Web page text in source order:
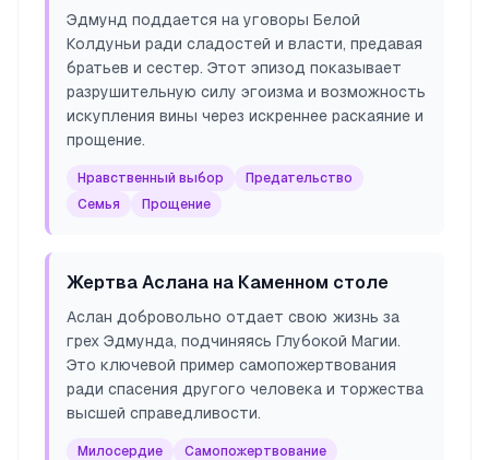
Эдмунд поддается на уговоры Белой
Колдуньи ради сладостей и власти, предавая
братьев и сестер. Этот эпизод показывает
разрушительную силу эгоизма и возможность
искупления вины через искреннее раскаяние и
прощение.
Нравственный выбор
Предательство
Семья
Прощение
Жертва Аслана на Каменном столе
Аслан добровольно отдает свою жизнь за
грех Эдмунда, подчиняясь Глубокой Магии.
Это ключевой пример самопожертвования
ради спасения другого человека и торжества
высшей справедливости.
Милосердие
Самопожертвование